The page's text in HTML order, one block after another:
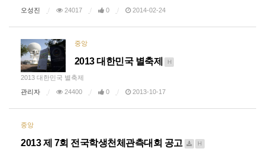
오성진
24017 0 2014-02-24
중앙
2013 대한민국 별축제 H
2013 대한민국 별축제
관리자
24400 0 2013-10-17
중앙
2013 제 7회 전국학생천체관측대회 공고 H